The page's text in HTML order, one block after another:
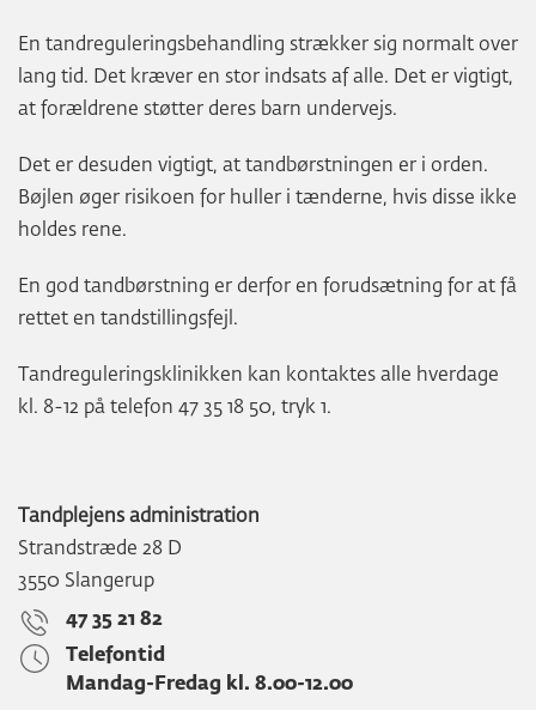
En tandreguleringsbehandling strækker sig normalt over
lang tid. Det kræver en stor indsats af alle. Det er vigtigt,
at forældrene støtter deres barn undervejs.
Det er desuden vigtigt, at tandbørstningen er i orden.
Bøjlen øger risikoen for huller i tænderne, hvis disse ikke
holdes rene.
En god tandbørstning er derfor en forudsætning for at få
rettet en tandstillingsfejl.
Tandreguleringsklinikken kan kontaktes alle hverdage
kl. 8-12 på telefon 47 35 18 50, tryk 1.
Tandplejens administration
Strandstræde 28 D
3550 Slangerup
47 35 21 82
Telefontid
Mandag-Fredag kl. 8.00-12.00